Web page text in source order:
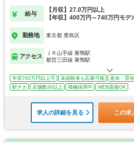
給与
【月収】27.0万円以上
【年収】400万円～740万円モデ
勤務地 東京都 豊島区
アクセス
ＪＲ山手線 巣鴨駅
都営三田線 巣鴨駅
年収700万円以上可 未経験者も応募可能 産休・育
駅チカ
店舗数30以上 積極採用中 WEB面接OK
求人の詳細を見る この求